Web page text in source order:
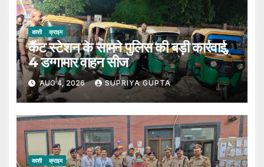
काशी क्राइम
कैंट स्टेशन के सामने पुलिस की बड़ी कार्रवाई,
4 डग्गामार वाहन सीज
AUG 4, 2026 SUPRIYA GUPTA
काशी क्राइम